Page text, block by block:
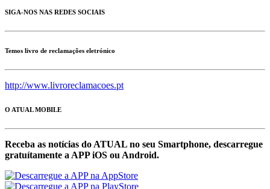
SIGA-NOS NAS REDES SOCIAIS
Temos livro de reclamações eletrónico
http://www.livroreclamacoes.pt
O ATUAL MOBILE
Receba as notícias do ATUAL no seu Smartphone, descarregue
gratuítamente a APP iOS ou Android.